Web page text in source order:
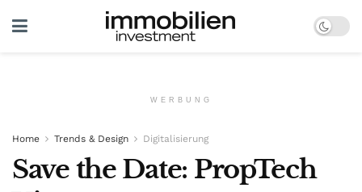
WERBUNG
Home Trends & Design Digitalisierung
Save the Date: PropTech